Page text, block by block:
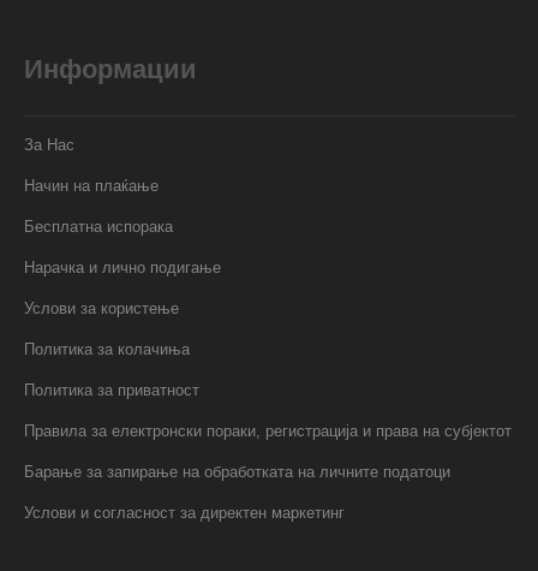
Информации
За Нас
Начин на плаќање
Бесплатна испорака
Нарачка и лично подигање
Услови за користење
Политика за колачиња
Политика за приватност
Правила за електронски пораки, регистрација и права на субјектот
Барање за запирање на обработката на личните податоци
Услови и согласност за директен маркетинг